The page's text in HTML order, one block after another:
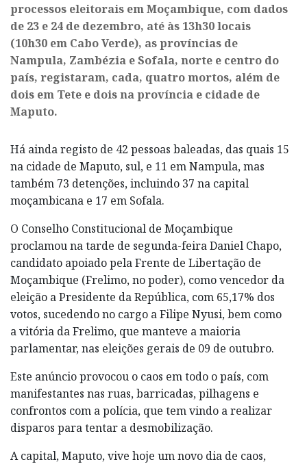
processos eleitorais em Moçambique, com dados
de 23 e 24 de dezembro, até às 13h30 locais
(10h30 em Cabo Verde), as províncias de
Nampula, Zambézia e Sofala, norte e centro do
país, registaram, cada, quatro mortos, além de
dois em Tete e dois na província e cidade de
Maputo.
Há ainda registo de 42 pessoas baleadas, das quais 15
na cidade de Maputo, sul, e 11 em Nampula, mas
também 73 detenções, incluindo 37 na capital
moçambicana e 17 em Sofala.
O Conselho Constitucional de Moçambique
proclamou na tarde de segunda-feira Daniel Chapo,
candidato apoiado pela Frente de Libertação de
Moçambique (Frelimo, no poder), como vencedor da
eleição a Presidente da República, com 65,17% dos
votos, sucedendo no cargo a Filipe Nyusi, bem como
a vitória da Frelimo, que manteve a maioria
parlamentar, nas eleições gerais de 09 de outubro.
Este anúncio provocou o caos em todo o país, com
manifestantes nas ruas, barricadas, pilhagens e
confrontos com a polícia, que tem vindo a realizar
disparos para tentar a desmobilização.
A capital, Maputo, vive hoje um novo dia de caos,